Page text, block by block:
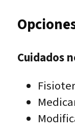
Cuidados